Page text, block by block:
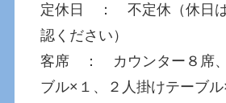
定休日 ： 不定休（休日
認ください）
客席 ： カウンター８席
ブル×１、２人掛けテーブ